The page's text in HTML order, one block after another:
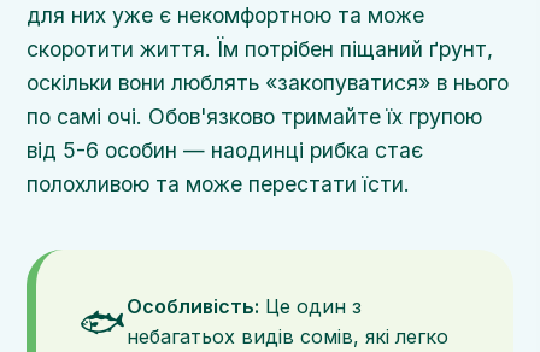
для них уже є некомфортною та може
скоротити життя. Їм потрібен піщаний ґрунт,
оскільки вони люблять «закопуватися» в нього
по самі очі. Обов'язково тримайте їх групою
від 5-6 особин — наодинці рибка стає
полохливою та може перестати їсти.
🐟Особливість: Це один з
небагатьох видів сомів, які легко